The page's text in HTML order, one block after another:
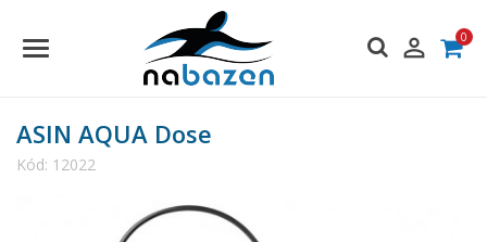
 0
ASIN AQUA Dose
Kód: 12022